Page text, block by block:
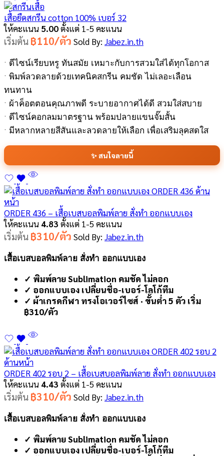
เสื้อยืดสกรีน cotton 100% เบอร์ 32
ให้คะแนน 5.00ตั้งแต่ 1-5 คะแนน
เริ่มต้น ฿110/ตัว Sold By: Jabez.in.th
• ดีไซน์เรียบหรู ทันสมัย เหมาะกับการสวมใส่ได้ทุกโอกาส
• พิมพ์ลวดลายด้วยเทคนิคสกรีน คมชัด ไม่เลอะเลือน
ทนทาน
• ผ้าค็อตตอนคุณภาพดี ระบายอากาศได้ดี สวมใส่สบาย
• ดีไซน์คอกลมมาตรฐาน พร้อมปลายแขนจั๊มสั้น
• มีหลากหลายสีสันและลวดลายให้เลือก เพื่อเสริมลุคสดใส
✨ สนใจลายนี้
ORDER 436 – เสื้อเบสบอลพิมพ์ลาย สั่งทำ ออกแบบเอง
ให้คะแนน 4.83 ตั้งแต่ 1-5 คะแนน
เริ่มต้น ฿310/ตัว Sold By: Jabez.in.th
เสื้อเบสบอลพิมพ์ลาย สั่งทำ ออกแบบเอง
✓ พิมพ์ลาย Sublimation คมชัด ไม่ลอก
✓ ออกแบบเอง เปลี่ยนชื่อ-เบอร์-โลโก้ทีม
✓ ผ้าเกรดกีฬา ทรงโอเวอร์ไซส์ · ขั้นต่ำ 5 ตัว เริ่ม
฿310/ตัว
ORDER 402 รอบ 2 – เสื้อเบสบอลพิมพ์ลาย สั่งทำ ออกแบบเอง
ให้คะแนน 4.43 ตั้งแต่ 1-5 คะแนน
เริ่มต้น ฿310/ตัว Sold By: Jabez.in.th
เสื้อเบสบอลพิมพ์ลาย สั่งทำ ออกแบบเอง
✓ พิมพ์ลาย Sublimation คมชัด ไม่ลอก
✓ ออกแบบเอง เปลี่ยนชื่อ-เบอร์-โลโก้ทีม